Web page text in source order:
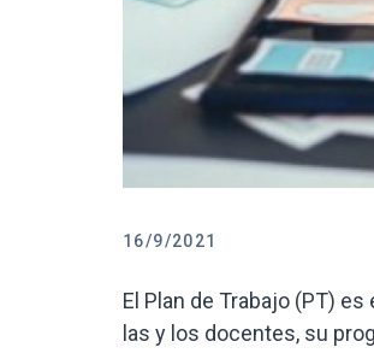
16/9/2021
El Plan de Trabajo (PT)
las y los docentes, su